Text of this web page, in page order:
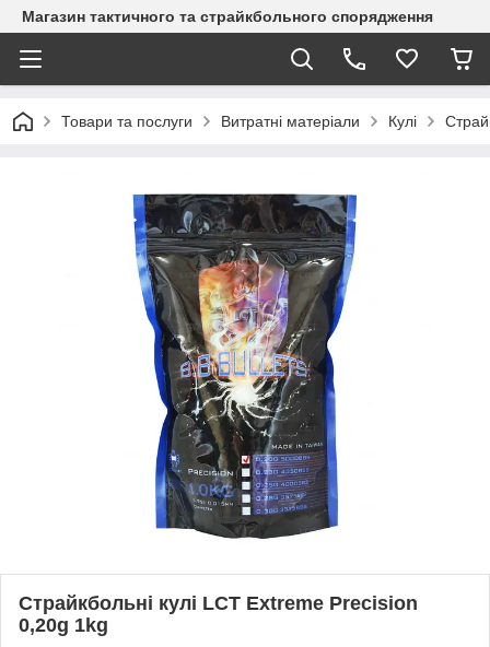
Магазин тактичного та страйкбольного спорядження
Товари та послуги Витратні матеріали Кулі
Страйкбольні кулі LCT Extreme Precision
0,20g 1kg